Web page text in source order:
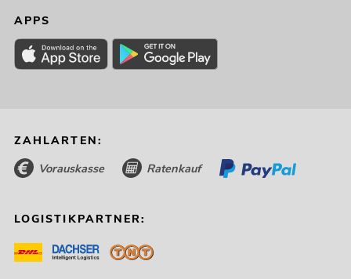
APPS
ZAHLARTEN:
Vorauskasse Ratenkauf
LOGISTIKPARTNER: